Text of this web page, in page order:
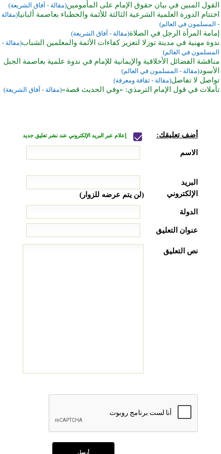
القول المبين في بيان حقوق الإمام على المأمومين(مقالة - آفاق الشريعة)
اختتام الدورة العلمية الشرعية الثالثة للأئمة والخطباء بعاصمة ألبانيا(مقالة
- المسلمون في العالم)
إمامة المرأة الرجل في الصلاة(مقالة - آفاق الشريعة)
ندوة مهنية في مدينة توزلا لتعزيز كفاءات الأئمة والمعلمين الشباب(مقالة -
المسلمون في العالم)
مناقشة الفضائل الأخلاقية والإيمانية للإمام في ندوة علمية بعاصمة الجبل
الأسود(مقالة - المسلمون في العالم)
تواصل لا تفاصل(مقالة - ثقافة ومعرفة)
تأملات في قول الإمام الترمذي: «وفي الحديث قصة»(مقالة - آفاق الشريعة)
أضف تعليقك: إعلام عبر البريد الإلكتروني عند نشر تعليق جديد
الاسم
البريد
الإلكتروني
(لن يتم عرضه للزوار)
الدولة
عنوان التعليق
نص التعليق